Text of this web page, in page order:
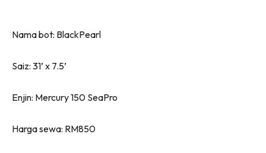
Nama bot: BlackPearl
Saiz: 31’ x 7.5’
Enjin: Mercury 150 SeaPro
Harga sewa: RM850